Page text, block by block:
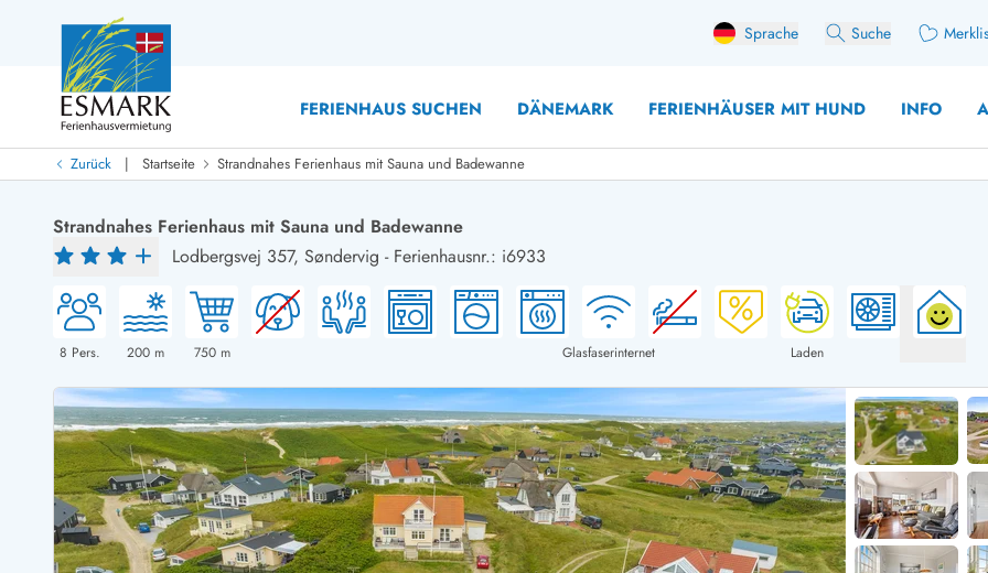
Sprache Suche
FERIENHAUS SUCHEN DÄNEMARK FERIENHÄUSER MIT HUND INFO
Last Minute
Last Minute
Neu bei uns!
Neue Ferienhäuser bei ESMARKFerienhäuser mit Pool Ferienhäuser mit Hund
Neurenovierte Ferienhäuser
Ferienhäuser mit Endreinigung inklusive
Ferienhäuser dicht am Strand
Ferienhäuser neu gebaut
Ferienhäuser mit Sauna
Ferienhäuser Nicht-Raucher
Ferienhäuser mit Aussicht
Ferienhäuser mit Whirlpool
Ferienhäuser mit Freitagswechsel
Ferienhäuser für Angler
Ferienhäuser mit Sonntagswechsel
Ferienhäuser mit Aktivitätsraum
Ferienhäuser mit Ladestation (E-Auto)
Ferienhäuser mit Kindern
Luxus Ferienhäuser
Ferienhäuser mit Nebensaionrabatt
Ferienhaus für 2 Personen
Ferienhaus für 4 Personen
Ferienhaus für 6 Personen
Ferienhaus für 8 Personen
Ferienhaus für
Ferienhaus für
Ferienhäuser im
Ferienhäuser im
Ferienhäuser im
Ferienhäuser
Ferienhäuser
Ferienhäuser
Zurück | Startseite Strandnahes Ferienhaus mit Sauna und Badewanne
Strandnahes Ferienhaus mit Sauna und Badewanne
Lodbergsvej 357, Søndervig - Ferienhausnr.: i6933
8 Pers. 200 m 750m Glasfaserinternet Laden